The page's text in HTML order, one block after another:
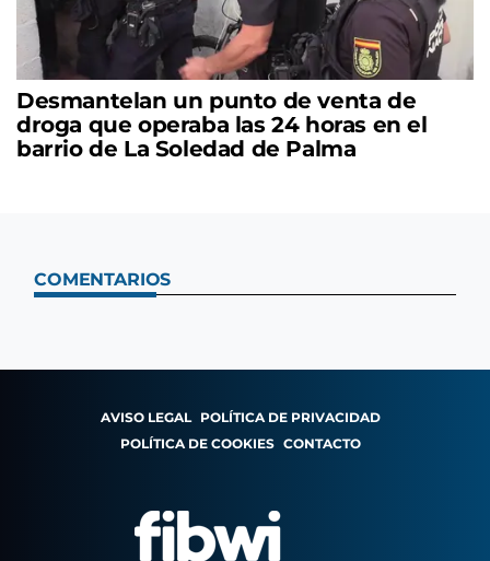
Desmantelan un punto de venta de
droga que operaba las 24 horas en el
barrio de La Soledad de Palma
COMENTARIOS
AVISO LEGAL POLÍTICA DE PRIVACIDAD
POLÍTICA DE COOKIES CONTACTO